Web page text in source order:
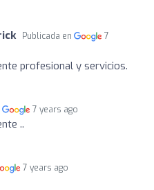
Publicada en
7
profesional y servicios.
7 years ago
..
7 years ago